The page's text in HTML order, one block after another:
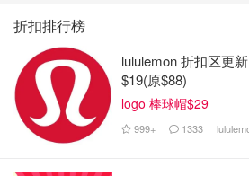
折扣排行榜
lululemon 折扣区更
$19(原$88)
logo 棒球帽$29
999+ 1333